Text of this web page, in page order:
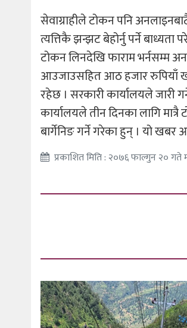
सेवाग्राहीले टोकन पनि
त्यत्तिकै झन्झट बेहोर्नु पर्ने
टोकन लिनदेखि फाराम भर्नसम्म
आउजाउसहित आठ हजार रुपियाँ
रहेछ । सरकारी कार्यालयले जारी
कार्यालयले तीन दिनका लागि
बार्गेनिङ गर्ने गरेका हुन् । यो
प्रकाशित मिति : २०७६ फाल्गुन २० गते